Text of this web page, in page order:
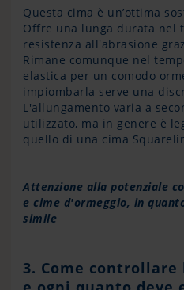
Questa cima è un’ottima
Offre una lunga durata nel
resistenza all'abrasione
Rimane comunque nel
elastica per un comodo
impiombarla serve una
L'allungamento varia a
utilizzato, ma in genere è
quello di una cima
Attenzione alla potenziale
e cime d'ormeggio, in
simile
3. Come